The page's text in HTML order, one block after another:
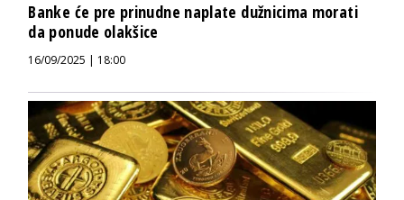
Banke će pre prinudne naplate dužnicima morati
da ponude olakšice
16/09/2025 | 18:00